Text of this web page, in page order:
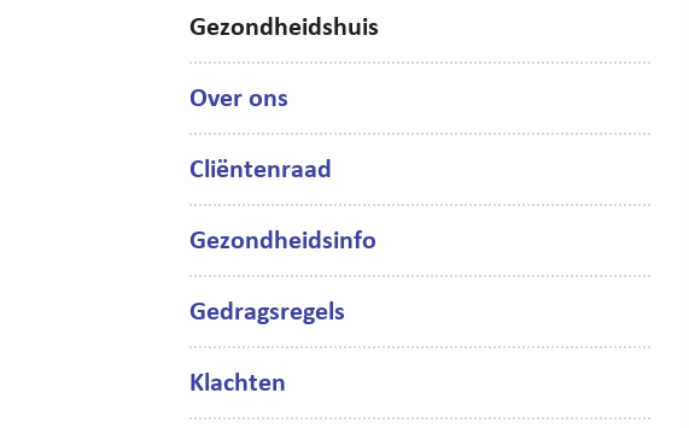
Gezondheidshuis
Over ons
Cliëntenraad
Gezondheidsinfo
Gedragsregels
Klachten